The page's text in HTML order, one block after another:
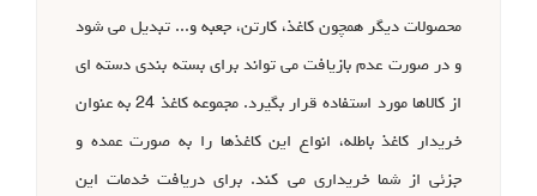
محصولات دیگر همچون کاغذ، کارتن، جعبه و... تبدیل می شود
و در صورت عدم بازیافت می تواند برای بسته بندی دسته ای
از کالاها مورد استفاده قرار بگیرد. مجموعه کاغذ 24 به عنوان
خریدار کاغذ باطله، انواع این کاغذها را به صورت عمده و
جزئی از شما خریداری می کند. برای دریافت خدمات این